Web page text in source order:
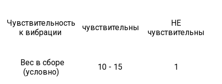
Чувствительность
к вибрации
чувствительны
НЕ
чувствительны
Вес в сборе
(условно)
10 - 15 1